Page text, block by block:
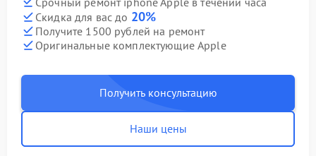
Скидка для вас до 20%
Получите 1500 рублей на ремонт
Оригинальные комплектующие Apple
Получить консультацию
Наши цены